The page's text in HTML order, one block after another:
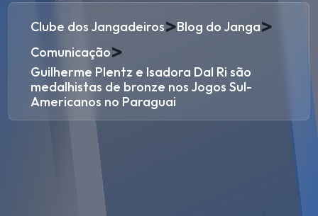
Clube dos Jangadeiros>Blog do Janga>
Comunicação>
Guilherme Plentz e Isadora Dal Ri são
medalhistas de bronze nos Jogos Sul-
Americanos no Paraguai